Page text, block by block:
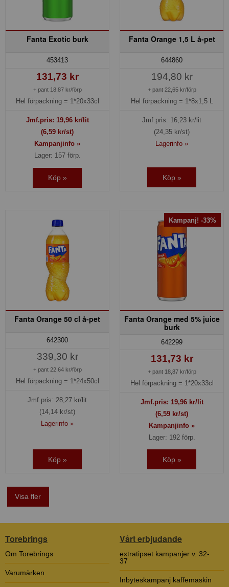
Fanta Exotic burk
453413
131,73 kr
+ pant 18,87 kr/förp
Hel förpackning = 1*20x33cl
Jmf.pris: 19,96kr/lit
(6,59 kr/st)
Kampanjinfo »
Lager: 157 förp.
Köp »
Fanta Orange 1,5 L å-pet
644860
194,80 kr
+ pant 22,65 kr/förp
Hel förpackning = 1*8x1,5 L
Jmf.pris: 16,23 kr/lit
(24,35 kr/st)
Lagerinfo »
Köp »
Fanta Orange 50 cl å-pet
642300
339,30 kr
+ pant 22,64 kr/förp
Hel förpackning = 1*24x50cl
Jmf.pris: 28,27 kr/lit
(14,14 kr/st)
Lagerinfo »
Köp »
Kampanj! -33%
Fanta Orange med 5% juice
burk
642299
131,73 kr
+ pant 18,87 kr/förp
Hel förpackning = 1*20x33cl
Jmf.pris: 19,96kr/lit
(6,59 kr/st)
Kampanjinfo »
Lager: 192 förp.
Köp »
Visa fler
Torebrings
Om Torebrings
Varumärken
Vårt erbjudande
extratipset kampanjer v. 32-
37
Inbyteskampanj kaffemaskin